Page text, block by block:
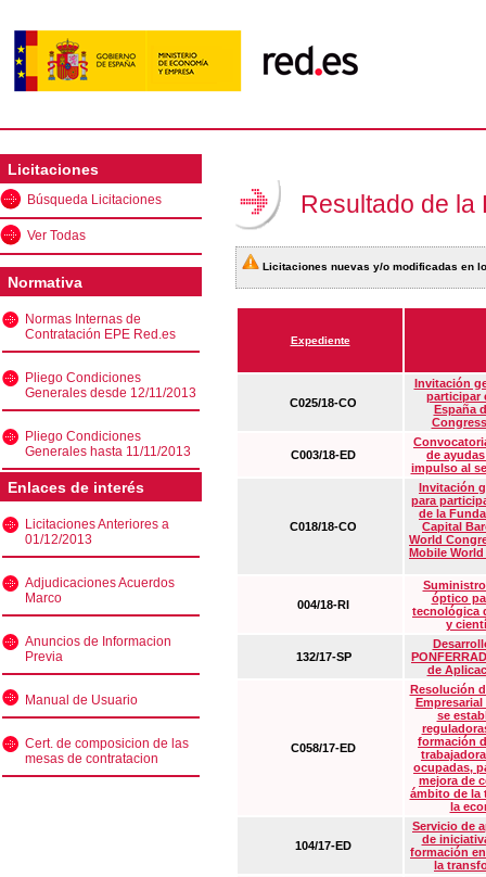
Licitaciones
Búsqueda Licitaciones
Ver Todas
Normativa
Normas Internas de
Contratación EPE Red.es
Pliego Condiciones
Generales desde 12/11/2013
Pliego Condiciones
Generales hasta 11/11/2013
Enlaces de interés
Licitaciones Anteriores a
01/12/2013
Adjudicaciones Acuerdos
Marco
Anuncios de Informacion
Previa
Manual de Usuario
Cert. de composicion de las
mesas de contratacion
Resultado de la
Licitaciones nuevas y/o modificadas en
Expediente
C025/18-CO
Invitación
participar
España
C003/18-ED
de
impulso al
C018/18-CO
Invitación
para
de la
Capital
World
Mobile
004/18-RI
óptico
tecnológica
y
132/17-SP
de
C058/17-ED
Resolución
Empresarial
se
formación
ocupadas,
mejora de
ámbito de la
la
104/17-ED
Servicio de
de
formación
la